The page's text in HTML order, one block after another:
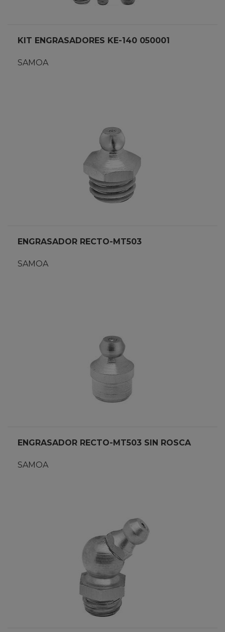
KIT ENGRASADORES KE-140 050001
SAMOA
ENGRASADOR RECTO-MT503
SAMOA
ENGRASADOR RECTO-MT503 SIN ROSCA
SAMOA